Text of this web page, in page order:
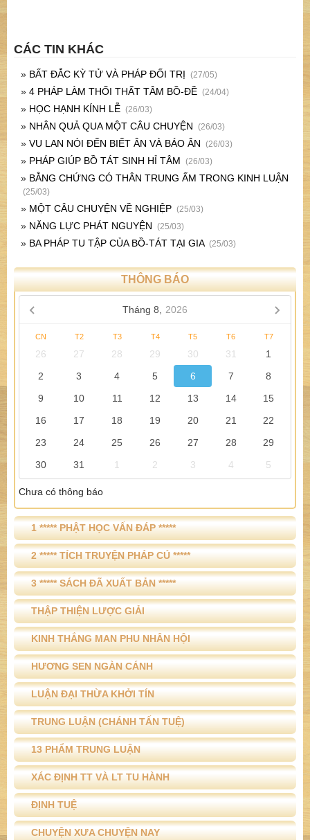
CÁC TIN KHÁC
» BẤT ĐẮC KỲ TỬ VÀ PHÁP ĐỐI TRỊ (27/05)
» 4 PHÁP LÀM THỐI THẤT TÂM BỒ-ĐỀ (24/04)
» HỌC HẠNH KÍNH LỄ (26/03)
» NHÂN QUẢ QUA MỘT CÂU CHUYỆN (26/03)
» VU LAN NÓI ĐẾN BIẾT ÂN VÀ BÁO ÂN (26/03)
» PHÁP GIÚP BỒ TÁT SINH HỈ TÂM (26/03)
» BẰNG CHỨNG CÓ THÂN TRUNG ẤM TRONG KINH LUẬN
(25/03)
» MỘT CÂU CHUYỆN VỀ NGHIỆP (25/03)
» NĂNG LỰC PHÁT NGUYỆN (25/03)
» BA PHÁP TU TẬP CỦA BỒ-TÁT TẠI GIA (25/03)
THÔNG BÁO
Tháng 8, 2026
CN T2 T3 T4 T5 T6 T7
26 27 28 29 30 31
1
2
3 4 5 6 7
8
9
10 11 12 13 14
15
16
17 18 19 20 21
22
23
24 25 26 27 28
29
30
31 1 2 3 4 5
Chưa có thông báo
1 ***** PHẬT HỌC VẤN ĐÁP *****
2 ***** TÍCH TRUYỆN PHÁP CÚ *****
3 ***** SÁCH ĐÃ XUẤT BẢN *****
THẬP THIỆN LƯỢC GIẢI
KINH THẮNG MAN PHU NHÂN HỘI
HƯƠNG SEN NGÀN CÁNH
LUẬN ĐẠI THỪA KHỞI TÍN
TRUNG LUẬN (CHÁNH TẤN TUỆ)
13 PHẨM TRUNG LUẬN
XÁC ĐỊNH TT VÀ LT TU HÀNH
ĐỊNH TUỆ
CHUYỆN XƯA CHUYỆN NAY